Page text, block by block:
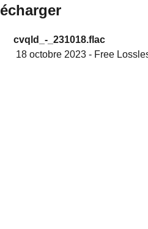
cvqld_-_231018.flac
18 octobre 2023 - Free